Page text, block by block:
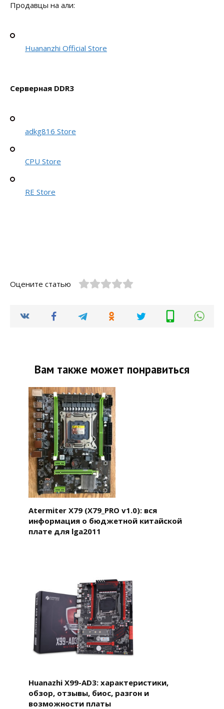
Продавцы на али:
Huananzhi Official Store
Серверная DDR3
adkg816 Store
CPU Store
RE Store
Оцените статью
Вам также может понравиться
Atermiter X79 (X79_PRO v1.0): вся
информация о бюджетной китайской
плате для lga2011
Huanazhi X99-AD3: характеристики,
обзор, отзывы, биос, разгон и
возможности платы